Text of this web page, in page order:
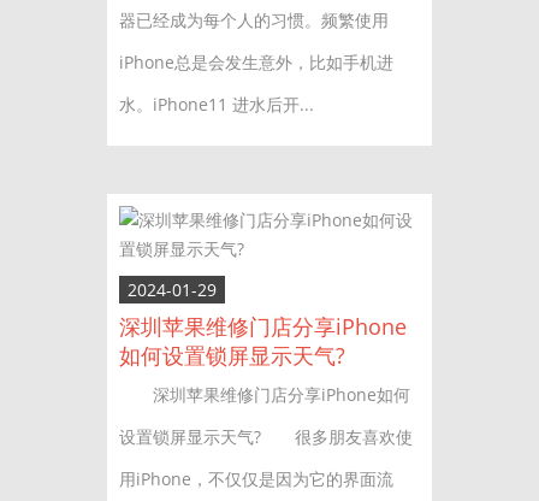
器已经成为每个人的习惯。频繁使用
iPhone总是会发生意外，比如手机进
水。iPhone11 进水后开...
2024-01-29
深圳苹果维修门店分享iPhone
如何设置锁屏显示天气?
深圳苹果维修门店分享iPhone如何
设置锁屏显示天气? 很多朋友喜欢使
用iPhone，不仅仅是因为它的界面流